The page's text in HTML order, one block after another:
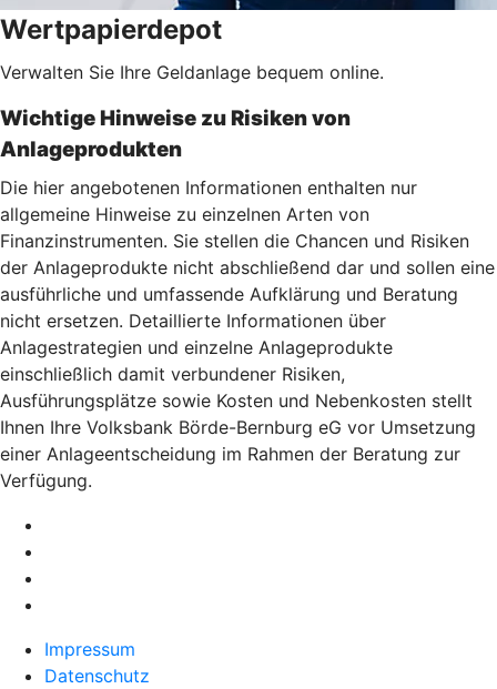
Wertpapierdepot
Verwalten Sie Ihre Geldanlage bequem online.
Wichtige Hinweise zu Risiken von
Anlageprodukten
Die hier angebotenen Informationen enthalten nur
allgemeine Hinweise zu einzelnen Arten von
Finanzinstrumenten. Sie stellen die Chancen und Risiken
der Anlageprodukte nicht abschließend dar und sollen eine
ausführliche und umfassende Aufklärung und Beratung
nicht ersetzen. Detaillierte Informationen über
Anlagestrategien und einzelne Anlageprodukte
einschließlich damit verbundener Risiken,
Ausführungsplätze sowie Kosten und Nebenkosten stellt
Ihnen Ihre Volksbank Börde-Bernburg eG vor Umsetzung
einer Anlageentscheidung im Rahmen der Beratung zur
Verfügung.
Impressum
Datenschutz